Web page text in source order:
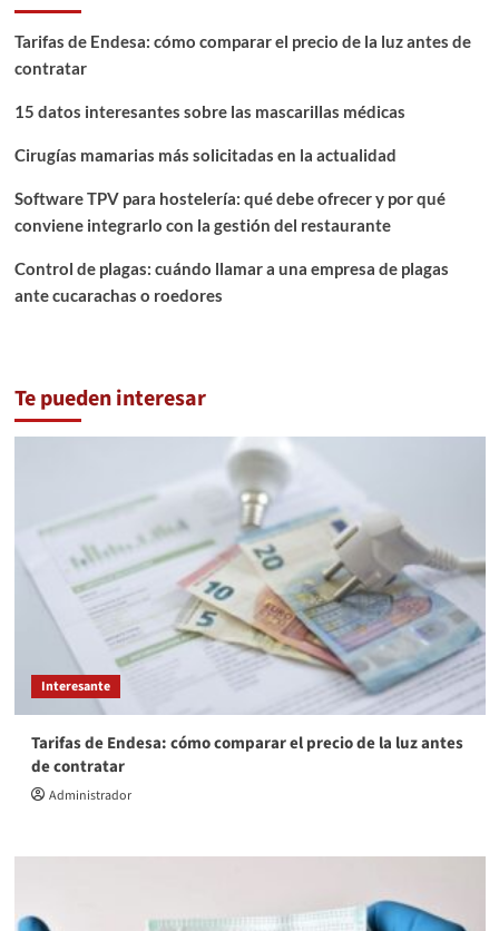
Tarifas de Endesa: cómo comparar el precio de la luz antes de
contratar
15 datos interesantes sobre las mascarillas médicas
Cirugías mamarias más solicitadas en la actualidad
Software TPV para hostelería: qué debe ofrecer y por qué
conviene integrarlo con la gestión del restaurante
Control de plagas: cuándo llamar a una empresa de plagas
ante cucarachas o roedores
Te pueden interesar
Interesante
Tarifas de Endesa: cómo comparar el precio de la luz antes
de contratar
Administrador